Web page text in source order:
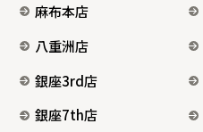
麻布本店
八重洲店
銀座3rd店
銀座7th店